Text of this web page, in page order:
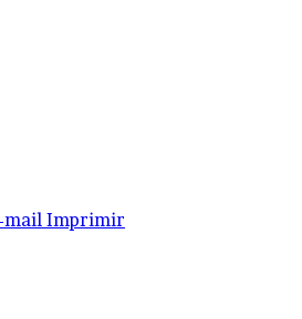
mail Imprimir